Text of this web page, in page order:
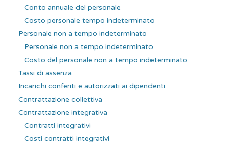
Conto annuale del personale
Costo personale tempo indeterminato
Personale non a tempo indeterminato
Personale non a tempo indeterminato
Costo del personale non a tempo indeterminato
Tassi di assenza
Incarichi conferiti e autorizzati ai dipendenti
Contrattazione collettiva
Contrattazione integrativa
Contratti integrativi
Costi contratti integrativi